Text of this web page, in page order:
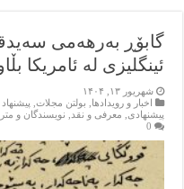
گابۆڕ بەرھەمی
ئینگلیزی لە ئامریکا
شهریور ۱۳, ۱۴۰۴
اخبار و رویدادها
بولتن مجلات
پیشنهادی
معرفی و نقد
نویسندگان و
0